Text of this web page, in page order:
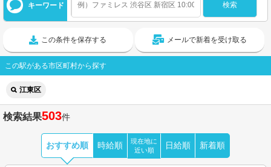
キーワード
この条件を保存する メールで新着を受け取る
この駅がある市区町村から探す
江東区
検索結果503件
おすすめ順 時給順
現在地に
近い順
日給順 新着順